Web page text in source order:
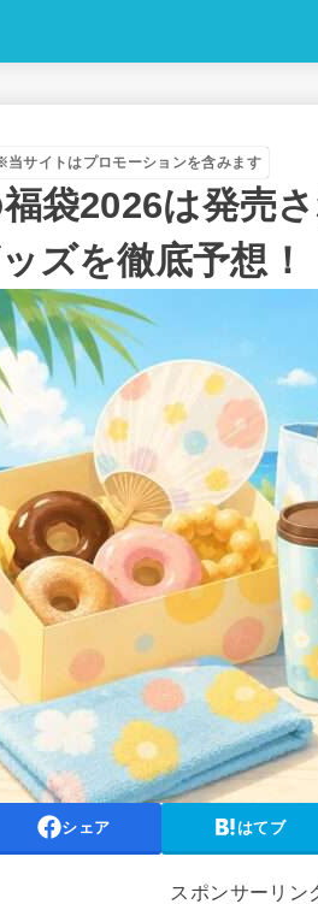
当サイトはプロモーションを含みます
袋2026は発売
ズを徹底予想！
シェア はてブ
スポンサーリン